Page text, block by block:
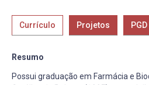
Currículo Projetos PGD
Resumo
Possui graduação em Farmácia e